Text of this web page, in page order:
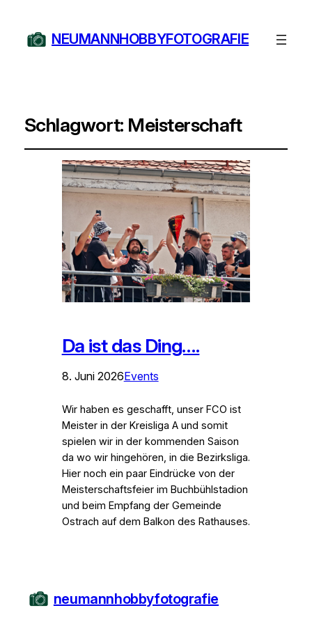
NEUMANNHOBBYFOTOGRAFIE
Schlagwort: Meisterschaft
Da ist das Ding….
8. Juni 2026Events
Wir haben es geschafft, unser FCO ist
Meister in der Kreisliga A und somit
spielen wir in der kommenden Saison
da wo wir hingehören, in die Bezirksliga.
Hier noch ein paar Eindrücke von der
Meisterschaftsfeier im Buchbühlstadion
und beim Empfang der Gemeinde
Ostrach auf dem Balkon des Rathauses.
neumannhobbyfotografie